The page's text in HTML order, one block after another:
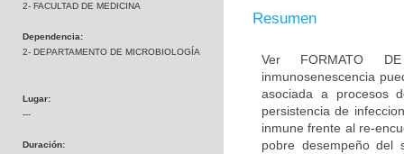
2- FACULTAD DE MEDICINA
Dependencia:
2- DEPARTAMENTO DE MICROBIOLOGÍA
Lugar:
---
Duración:
Resumen
Ver FORMATO DE
inmunosenescencia
asociada a procesos
persistencia de
inmune frente al re-
pobre desempeño del